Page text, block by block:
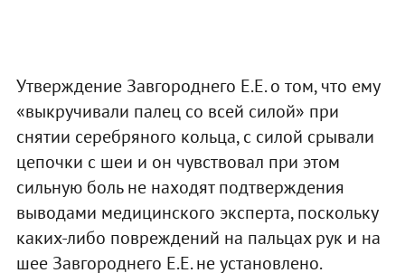
Утверждение Завгороднего Е.Е. о том, что ему
«выкручивали палец со всей силой» при
снятии серебряного кольца, с силой срывали
цепочки с шеи и он чувствовал при этом
сильную боль не находят подтверждения
выводами медицинского эксперта, поскольку
каких-либо повреждений на пальцах рук и на
шее Завгороднего Е.Е. не установлено.